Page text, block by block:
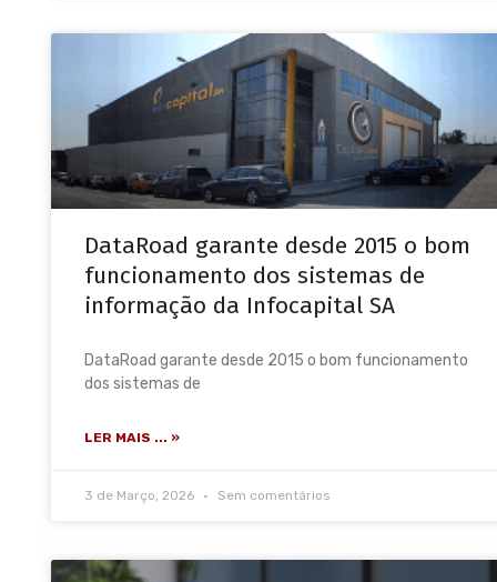
DataRoad garante desde 2015 o bom
funcionamento dos sistemas de
informação da Infocapital SA
DataRoad garante desde 2015 o bom funcionamento
dos sistemas de
LER MAIS ... »
3 de Março, 2026 Sem comentários